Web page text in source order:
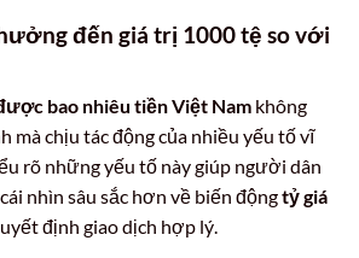
đến giá trị 1000 tệ so với
bao nhiêu tiền Việt Nam không
mà chịu tác động của nhiều yếu tố vĩ
rõ những yếu tố này giúp người dân
nhìn sâu sắc hơn về biến độngtỷ giá
định giao dịch hợp lý.